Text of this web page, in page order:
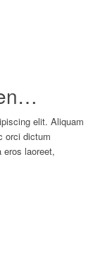
elit. Aliquam
orci dictum
laoreet,